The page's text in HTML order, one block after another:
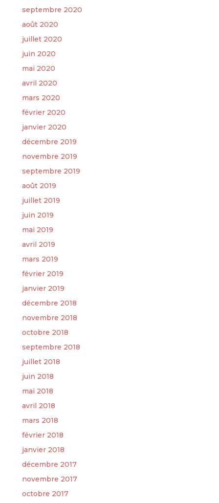
septembre 2020
août 2020
juillet 2020
juin 2020
mai 2020
avril 2020
mars 2020
février 2020
janvier 2020
décembre 2019
novembre 2019
septembre 2019
août 2019
juillet 2019
juin 2019
mai 2019
avril 2019
mars 2019
février 2019
janvier 2019
décembre 2018
novembre 2018
octobre 2018
septembre 2018
juillet 2018
juin 2018
mai 2018
avril 2018
mars 2018
février 2018
janvier 2018
décembre 2017
novembre 2017
octobre 2017